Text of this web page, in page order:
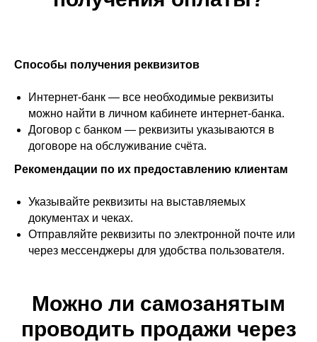
Способы получения реквизитов
Интернет-банк — все необходимые реквизиты
можно найти в личном кабинете интернет-банка.
Договор с банком — реквизиты указываются в
договоре на обслуживание счёта.
Рекомендации по их предоставлению клиентам
Указывайте реквизиты на выставляемых
документах и чеках.
Отправляйте реквизиты по электронной почте или
через мессенджеры для удобства пользователя.
Можно ли самозанятым
проводить продажи через